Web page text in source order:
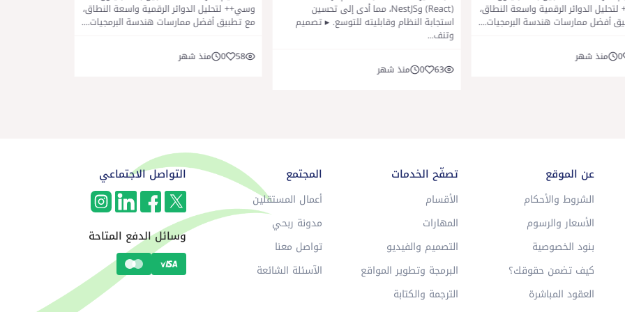
الدوائر الرقمية واسعة النطاق،
أفضل ممارسات هندسة البرمجيات....
0 منذ شهر
(React) وNestJS، مما أدى إلى تحسين
استجابة النظام وقابليته للتوسع. ▸ تصميم
وتنف...
63
0 منذ شهر
وسي++ لتحليل الدوائر الرقمية واسعة النطاق،
مع تطبيق أفضل ممارسات هندسة البرمجيات....
58
0 منذ شهر
عن الموقع
الشروط والأحكام
الأسعار والرسوم
بنود الخصوصية
كيف تضمن حقوقك؟
العقود المباشرة
تصفّح الخدمات
الأقسام
المهارات
التصميم والفيديو
البرمجة وتطوير المواقع
الترجمة والكتابة
المجتمع
أعمال المستقلين
مدونة ربحي
تواصل معنا
الآسئلة الشائعة
التواصل الاجتماعي
وسائل الدفع المتاحة